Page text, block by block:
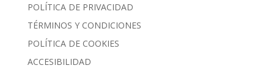
POLÍTICA DE PRIVACIDAD
TÉRMINOS Y CONDICIONES
POLÍTICA DE COOKIES
ACCESIBILIDAD